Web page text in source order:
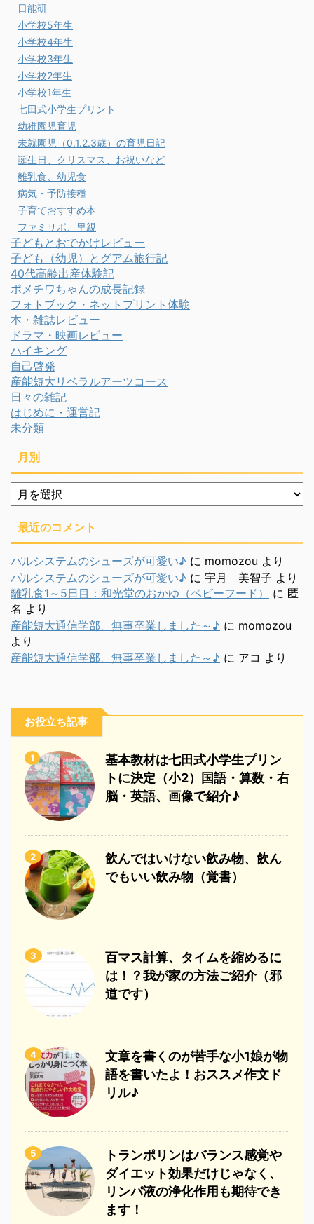
日能研
小学校5年生
小学校4年生
小学校3年生
小学校2年生
小学校1年生
七田式小学生プリント
幼稚園児育児
未就園児（0.1.2.3歳）の育児日記
誕生日、クリスマス、お祝いなど
離乳食、幼児食
病気・予防接種
子育ておすすめ本
ファミサポ、里親
子どもとおでかけレビュー
子ども（幼児）とグアム旅行記
40代高齢出産体験記
ポメチワちゃんの成長記録
フォトブック・ネットプリント体験
本・雑誌レビュー
ドラマ・映画レビュー
ハイキング
自己啓発
産能短大リベラルアーツコース
日々の雑記
はじめに・運営記
未分類
月別
月
別
最近のコメント
パルシステムのシューズが可愛い♪ に momozou より
パルシステムのシューズが可愛い♪ に 宇月 美智子 より
離乳食1～5日目：和光堂のおかゆ（ベビーフード）
に 匿
名 より
産能短大通信学部、無事卒業しました～♪ に momozou
より
産能短大通信学部、無事卒業しました～♪ に アコ より
お役立ち記事
1
基本教材は七田式小学生プリン
トに決定（小2）国語・算数・右
脳・英語、画像で紹介♪
2
飲んではいけない飲み物、飲ん
でもいい飲み物（覚書）
3
百マス計算、タイムを縮めるに
は！？我が家の方法ご紹介（邪
道です）
4
文章を書くのが苦手な小1娘が物
語を書いたよ！おススメ作文ド
リル♪
5
トランポリンはバランス感覚や
ダイエット効果だけじゃなく、
リンパ液の浄化作用も期待でき
ます！